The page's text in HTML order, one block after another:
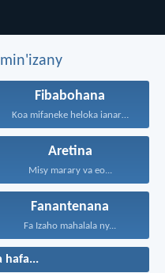
Fibabohana
Koa mifaneke heloka ianareo...
Aretina
Misy marary va eo...
Fanantenana
Fa Izaho mahalala ny...
hafa...